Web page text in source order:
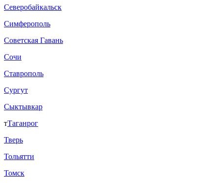
Северобайкальск
Симферополь
Советская Гавань
Сочи
Ставрополь
Сургут
Сыктывкар
тТаганрог
Тверь
Тольятти
Томск